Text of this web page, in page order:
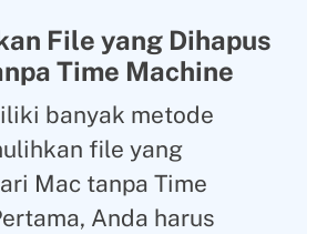
File yang Dihapus
Time Machine
banyak metode
file yang
Mac tanpa Time
Anda harus